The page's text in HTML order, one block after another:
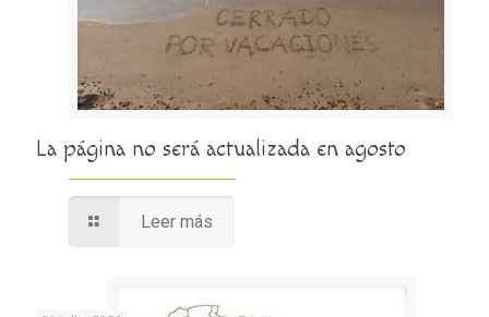
La página no será actualizada en agosto
Leer más